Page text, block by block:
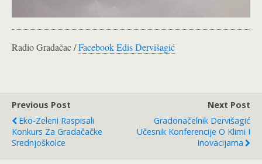
Radio Gradačac /Facebook Edis Dervišagić
Previous Post
Eko-Zeleni Raspisali
Konkurs Za Gradačačke
Srednjoškolce
Next Post
Gradonačelnik Dervišagić
Učesnik Konferencije O Klimi I
Inovacijama